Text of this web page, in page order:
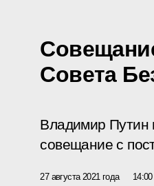
Совета
Владимир Путин
совещание с
27 августа 2021 года 14:00